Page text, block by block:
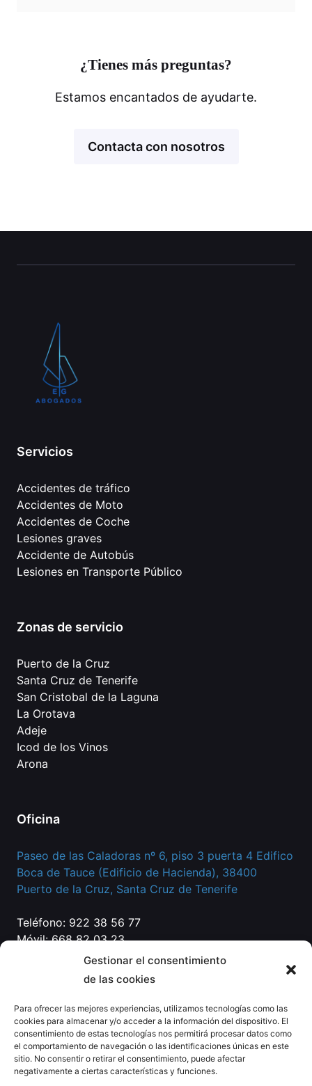
Gestionar el consentimiento
de las cookies
Para ofrecer las mejores experiencias, utilizamos tecnologías como las
cookies para almacenar y/o acceder a la información del dispositivo. El
consentimiento de estas tecnologías nos permitirá procesar datos como
el comportamiento de navegación o las identificaciones únicas en este
sitio. No consentir o retirar el consentimiento, puede afectar
negativamente a ciertas características y funciones.
¿Tienes más preguntas?
Estamos encantados de ayudarte.
Contacta con nosotros
Servicios
Accidentes de tráfico
Accidentes de Moto
Accidentes de Coche
Lesiones graves
Accidente de Autobús
Lesiones en Transporte Público
Zonas de servicio
Puerto de la Cruz
Santa Cruz de Tenerife
San Cristobal de la Laguna
La Orotava
Adeje
Icod de los Vinos
Arona
Oficina
Paseo de las Caladoras nº 6, piso 3 puerta 4 Edifico
Boca de Tauce (Edificio de Hacienda), 38400
Puerto de la Cruz, Santa Cruz de Tenerife
Teléfono: 922 38 56 77
Móvil: 668 82 03 23
info@eg-abogados.com